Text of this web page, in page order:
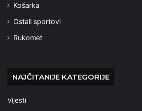
Košarka
Ostali sportovi
Rukomet
NAJČITANIJE KATEGORIJE
Vijesti